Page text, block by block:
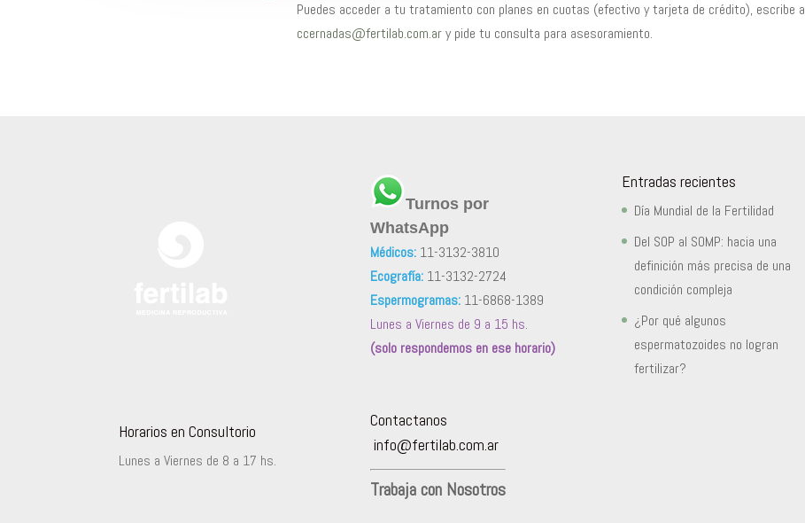
Puedes acceder a tu tratamiento con planes en cuotas (efectivo y tarjeta de crédito), escribe a
ccernadas@fertilab.com.ary pide tu consulta para asesoramiento.
Horarios en Consultorio
Lunes a Viernes de 8 a 17 hs.
Turnos por
WhatsApp
Médicos: 11-3132-3810
Ecografía: 11-3132-2724
Espermogramas: 11-6868-1389
Lunes a Viernes de 9 a 15 hs.
(solo respondemos en ese horario)
Contactanos
info@fertilab.com.ar
Trabaja con Nosotros
Entradas recientes
Día Mundial de la Fertilidad
Del SOP al SOMP: hacia una
definición más precisa de una
condición compleja
¿Por qué algunos
espermatozoides no logran
fertilizar?